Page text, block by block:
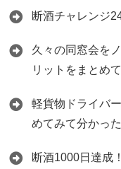
断酒チャレンジ
久々の同窓会を
リットをまとめ
軽貨物ドライバ
めてみて分かっ
断酒1000日達成